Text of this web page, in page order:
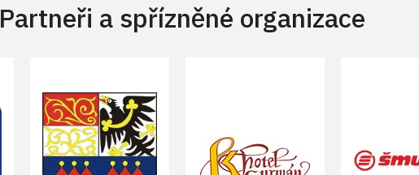
Partneři a spřízněné organizace